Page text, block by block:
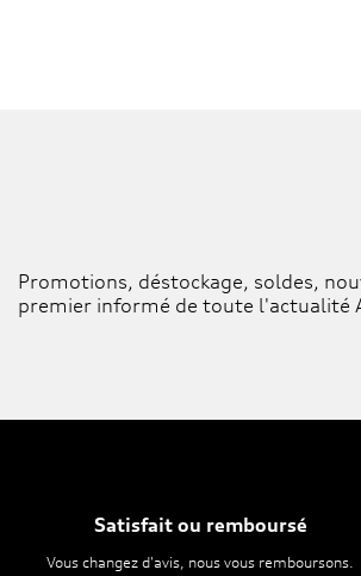
Promotions, déstockage, soldes,
premier informé de toute l'actualité
Satisfait ou remboursé
Vous changez d'avis, nous vous remboursons.